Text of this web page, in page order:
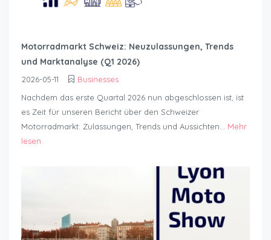
Motorradmarkt Schweiz: Neuzulassungen, Trends
und Marktanalyse (Q1 2026)
2026-05-11
Businesses
Nachdem das erste Quartal 2026 nun abgeschlossen ist, ist
es Zeit für unseren Bericht über den Schweizer
Motorradmarkt: Zulassungen, Trends und Aussichten... Mehr
lesen